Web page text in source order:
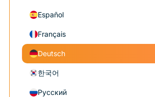
Español
Français
Deutsch
한국어
Русский